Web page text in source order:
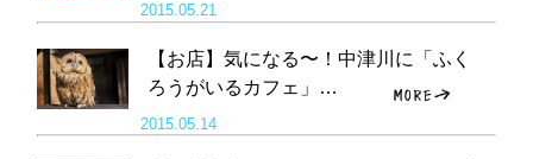
2015.05.21
【お店】気になる〜！中津川に「ふく
ろうがいるカフェ」…
2015.05.14